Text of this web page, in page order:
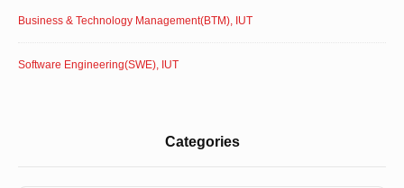
Business & Technology Management(BTM), IUT
Software Engineering(SWE), IUT
Categories